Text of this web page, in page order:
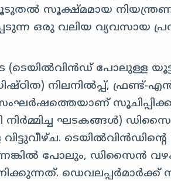
സൂക്ഷ്മമായ
ഒരു വലിയ വ്യവസായ
പോലുള്ള
നിലനിൽപ്പ്, ഫ്രണ്ട്-
ഘടകങ്ങൾ)
ടെയിൽ‌വിൻഡിന്റെ
പോലും, ഡിസൈൻ
ഡെവലപ്പർമാർക്ക്